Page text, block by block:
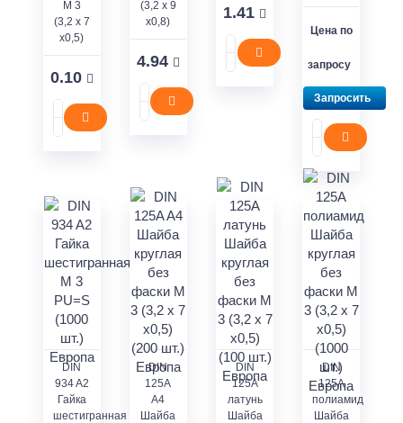
M 3
(3,2 x 7
x0,5)
0.10
(3,2 x 9
x0,8)
4.94
1.41
Цена по
запросу
Запросить
DIN
934 A2
Гайка
шестигранная
DIN
125A
A4
Шайба
DIN
125A
латунь
Шайба
DIN
125A
полиамид
Шайба